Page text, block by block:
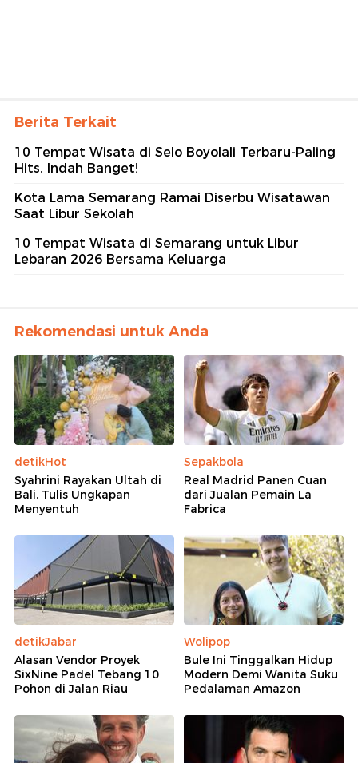
Berita Terkait
10 Tempat Wisata di Selo Boyolali Terbaru-Paling
Hits, Indah Banget!
Kota Lama Semarang Ramai Diserbu Wisatawan
Saat Libur Sekolah
10 Tempat Wisata di Semarang untuk Libur
Lebaran 2026 Bersama Keluarga
Rekomendasi untuk Anda
detikHot
Syahrini Rayakan Ultah di
Bali, Tulis Ungkapan
Menyentuh
Sepakbola
Real Madrid Panen Cuan
dari Jualan Pemain La
Fabrica
detikJabar
Alasan Vendor Proyek
SixNine Padel Tebang 10
Pohon di Jalan Riau
Wolipop
Bule Ini Tinggalkan Hidup
Modern Demi Wanita Suku
Pedalaman Amazon